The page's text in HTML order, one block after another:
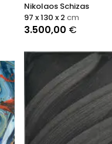
Nikolaos Schizas
3.500,00 €
97 x 130 x 2cm